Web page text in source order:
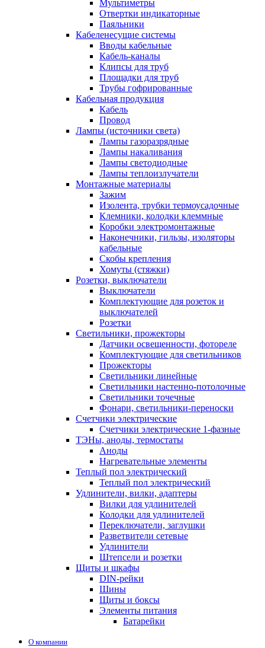
Мультиметры
Отвертки индикаторные
Паяльники
Кабеленесущие системы
Вводы кабельные
Кабель-каналы
Клипсы для труб
Площадки для труб
Трубы гофрированные
Кабельная продукция
Кабель
Провод
Лампы (источники света)
Лампы газоразрядные
Лампы накаливания
Лампы светодиодные
Лампы теплоизлучатели
Монтажные материалы
Зажим
Изолента, трубки термоусадочные
Клемники, колодки клеммные
Коробки электромонтажные
Наконечники, гильзы, изоляторы
кабельные
Скобы крепления
Хомуты (стяжки)
Розетки, выключатели
Выключатели
Комплектующие для розеток и
выключателей
Розетки
Светильники, прожекторы
Датчики освещенности, фотореле
Комплектующие для светильников
Прожекторы
Светильники линейные
Светильники настенно-потолочные
Светильники точечные
Фонари, светильники-переноски
Счетчики электрические
Счетчики электрические 1-фазные
ТЭНы, аноды, термостаты
Аноды
Нагревательные элементы
Теплый пол электрический
Теплый пол электрический
Удлинители, вилки, адаптеры
Вилки для удлинителей
Колодки для удлинителей
Переключатели, заглушки
Разветвители сетевые
Удлинители
Штепсели и розетки
Щиты и шкафы
DIN-рейки
Шины
Щиты и боксы
Элементы питания
Батарейки
О компании